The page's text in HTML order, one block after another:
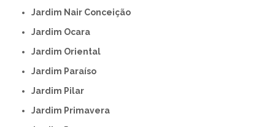
Jardim Nair Conceição
Jardim Ocara
Jardim Oriental
Jardim Paraíso
Jardim Pilar
Jardim Primavera